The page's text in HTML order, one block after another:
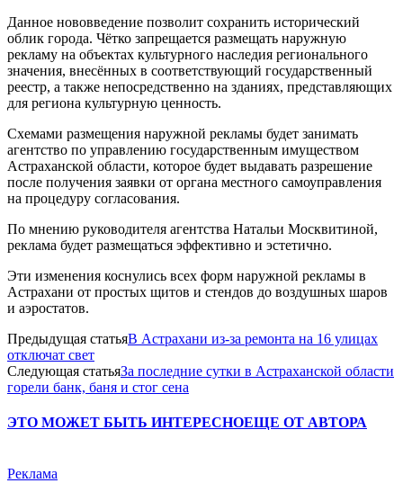
Данное нововведение позволит сохранить исторический
облик города. Чётко запрещается размещать наружную
рекламу на объектах культурного наследия регионального
значения, внесённых в соответствующий государственный
реестр, а также непосредственно на зданиях, представляющих
для региона культурную ценность.
Схемами размещения наружной рекламы будет занимать
агентство по управлению государственным имуществом
Астраханской области, которое будет выдавать разрешение
после получения заявки от органа местного самоуправления
на процедуру согласования.
По мнению руководителя агентства Натальи Москвитиной,
реклама будет размещаться эффективно и эстетично.
Эти изменения коснулись всех форм наружной рекламы в
Астрахани от простых щитов и стендов до воздушных шаров
и аэростатов.
Предыдущая статьяВ Астрахани из-за ремонта на 16 улицах
отключат свет
Следующая статьяЗа последние сутки в Астраханской области
горели банк, баня и стог сена
ЭТО МОЖЕТ БЫТЬ ИНТЕРЕСНОЕЩЕ ОТ АВТОРА
Реклама